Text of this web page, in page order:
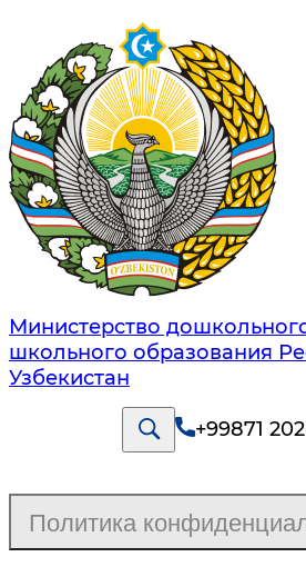
Министерство
школьного образования
Узбекистан
+99871
Политика